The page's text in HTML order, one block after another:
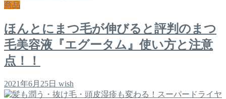
商品
ほんとにまつ毛が伸びると評判のまつ
毛美容液『エグータム』使い方と注意
点！！
2021年6月25日 wish